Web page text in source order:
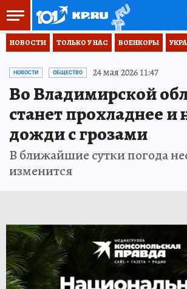
НОВОСТИ ТОЛЬКО У НАС ВОЕНКОРЫ
НОВОСТИ ОБЩЕСТВО 24 мая 2026 11:47
Во Владимирской
станет прохладнее и
дожди с грозами
В ближайшие сутки погода
изменится